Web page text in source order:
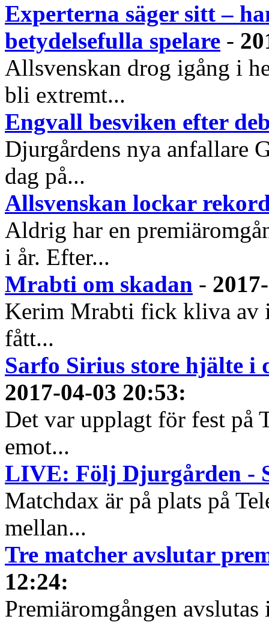
Experterna säger sitt –
betydelsefulla spelare -
Allsvenskan drog igång i
bli extremt...
Engvall besviken efter
Djurgårdens nya anfallare
dag på...
Allsvenskan lockar
Aldrig har en
i år. Efter...
Mrabti om skadan -
Kerim Mrabti fick kliva av i
fått...
Sarfo Sirius store hjälte i
2017-04-03 20:53:
Det var upplagt för fest på
emot...
LIVE: Följ Djurgården -
Matchdax är på plats på
mellan...
Tre matcher avslutar
12:24:
Premiäromgången